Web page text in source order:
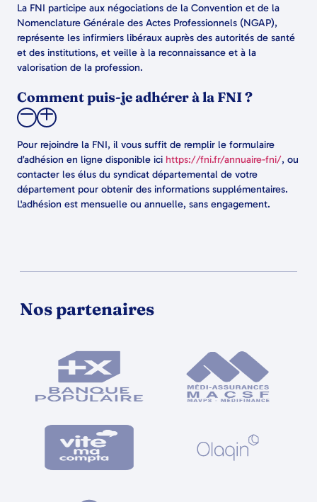
La FNI participe aux négociations de la Convention et de la
Nomenclature Générale des Actes Professionnels (NGAP),
représente les infirmiers libéraux auprès des autorités de santé
et des institutions, et veille à la reconnaissance et à la
valorisation de la profession.
Comment puis-je adhérer à la FNI ?
Pour rejoindre la FNI, il vous suffit de remplir le formulaire
d’adhésion en ligne disponible ici https://fni.fr/annuaire-fni/, ou
contacter les élus du syndicat départemental de votre
département pour obtenir des informations supplémentaires.
L'adhésion est mensuelle ou annuelle, sans engagement.
Nos partenaires